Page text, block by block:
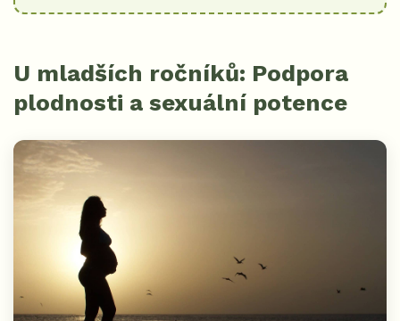
U mladších ročníků: Podpora
plodnosti a sexuální potence